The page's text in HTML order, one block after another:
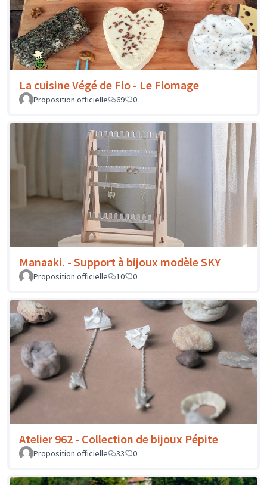
La cuisine Végé de Flo - Le Flomage
Proposition officielle 69 0
Manaaki. - Support à bijoux modèle SKY
Proposition officielle 10 0
Atelier 962 - Collection de bijoux Pépite
Proposition officielle 33 0